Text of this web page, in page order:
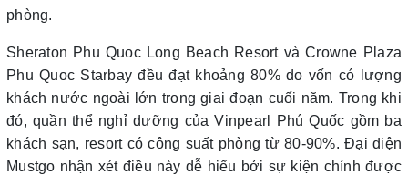
phòng.
Sheraton Phu Quoc Long Beach Resort và Crowne Plaza
Phu Quoc Starbay đều đạt khoảng 80% do vốn có lượng
khách nước ngoài lớn trong giai đoạn cuối năm. Trong khi
đó, quần thể nghỉ dưỡng của Vinpearl Phú Quốc gồm ba
khách sạn, resort có công suất phòng từ 80-90%. Đại diện
Mustgo nhận xét điều này dễ hiểu bởi sự kiện chính được